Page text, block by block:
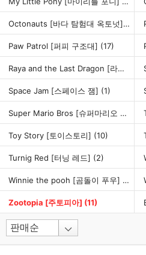
Octonauts [바다 탐험대 옥토넛](10)
Paw Patrol [퍼피 구조대] (17)
Raya and the Last Dragon [라야와 마지막 드래곤]
Space Jam [스페이스 잼] (1)
Super Mario Bros [슈퍼마리오 브라더스]
Toy Story [토이스토리] (10)
Turnig Red [터닝 레드] (2)
Winnie the pooh [곰돌이 푸우]
(8)
Zootopia [주토피아] (11)